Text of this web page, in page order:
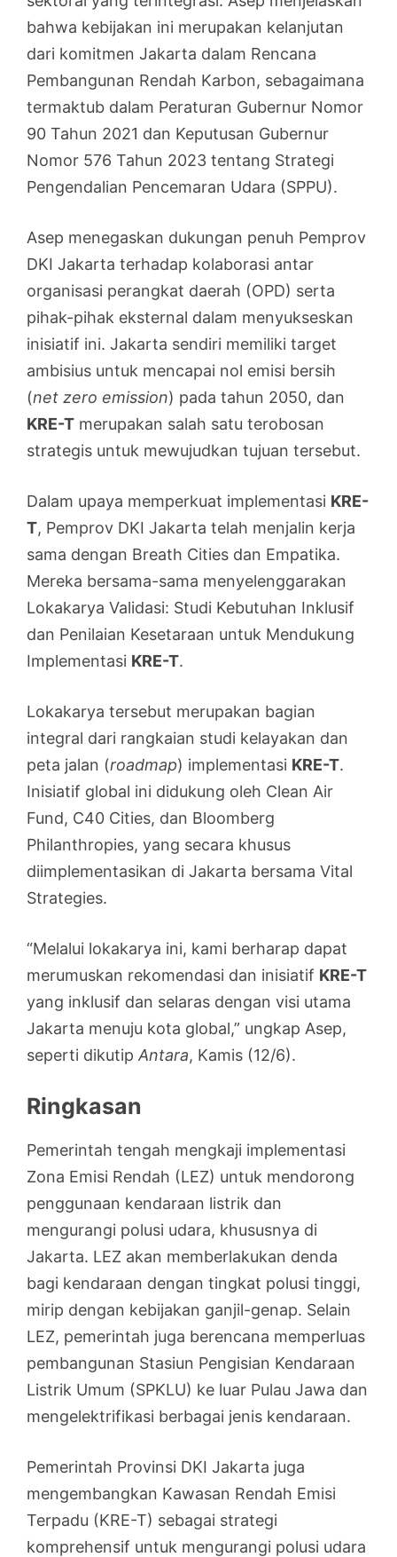
bahwa kebijakan ini merupakan kelanjutan
dari komitmen Jakarta dalam Rencana
Pembangunan Rendah Karbon, sebagaimana
termaktub dalam Peraturan Gubernur Nomor
90 Tahun 2021 dan Keputusan Gubernur
Nomor 576 Tahun 2023 tentang Strategi
Pengendalian Pencemaran Udara (SPPU).
Asep menegaskan dukungan penuh Pemprov
DKI Jakarta terhadap kolaborasi antar
organisasi perangkat daerah (OPD) serta
pihak-pihak eksternal dalam menyukseskan
inisiatif ini. Jakarta sendiri memiliki target
ambisius untuk mencapai nol emisi bersih
(net zero emission) pada tahun 2050, dan
KRE-T merupakan salah satu terobosan
strategis untuk mewujudkan tujuan tersebut.
Dalam upaya memperkuat implementasi KRE-
T, Pemprov DKI Jakarta telah menjalin kerja
sama dengan Breath Cities dan Empatika.
Mereka bersama-sama menyelenggarakan
Lokakarya Validasi: Studi Kebutuhan Inklusif
dan Penilaian Kesetaraan untuk Mendukung
Implementasi KRE-T.
Lokakarya tersebut merupakan bagian
integral dari rangkaian studi kelayakan dan
peta jalan (roadmap) implementasi KRE-T.
Inisiatif global ini didukung oleh Clean Air
Fund, C40 Cities, dan Bloomberg
Philanthropies, yang secara khusus
diimplementasikan di Jakarta bersama Vital
Strategies.
“Melalui lokakarya ini, kami berharap dapat
merumuskan rekomendasi dan inisiatif KRE-T
yang inklusif dan selaras dengan visi utama
Jakarta menuju kota global,” ungkap Asep,
seperti dikutip Antara, Kamis (12/6).
Ringkasan
Pemerintah tengah mengkaji implementasi
Zona Emisi Rendah (LEZ) untuk mendorong
penggunaan kendaraan listrik dan
mengurangi polusi udara, khususnya di
Jakarta. LEZ akan memberlakukan denda
bagi kendaraan dengan tingkat polusi tinggi,
mirip dengan kebijakan ganjil-genap. Selain
LEZ, pemerintah juga berencana memperluas
pembangunan Stasiun Pengisian Kendaraan
Listrik Umum (SPKLU) ke luar Pulau Jawa dan
mengelektrifikasi berbagai jenis kendaraan.
Pemerintah Provinsi DKI Jakarta juga
mengembangkan Kawasan Rendah Emisi
Terpadu (KRE-T) sebagai strategi
komprehensif untuk mengurangi polusi udara